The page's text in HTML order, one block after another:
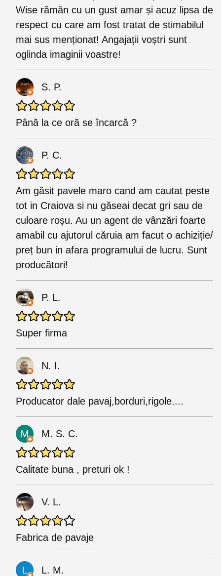
Wise rămân cu un gust amar și acuz lipsa de
respect cu care am fost tratat de stimabilul
mai sus menționat! Angajații voștri sunt
oglinda imaginii voastre!
S. P.
Până la ce oră se încarcă ?
P. C.
Am găsit pavele maro cand am cautat peste
tot in Craiova si nu găseai decat gri sau de
culoare roșu. Au un agent de vânzări foarte
amabil cu ajutorul căruia am facut o achiziție/
preț bun in afara programului de lucru. Sunt
producători!
P. L.
Super firma
N. I.
Producator dale pavaj,borduri,rigole....
M. S. C.
Calitate buna , preturi ok !
V. L.
Fabrica de pavaje
L. M.